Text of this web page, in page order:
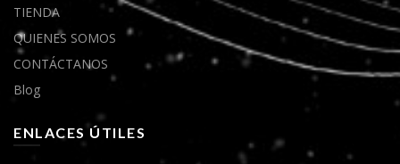
TIENDA
QUIENES SOMOS
CONTÁCTANOS
Blog
ENLACES ÚTILES